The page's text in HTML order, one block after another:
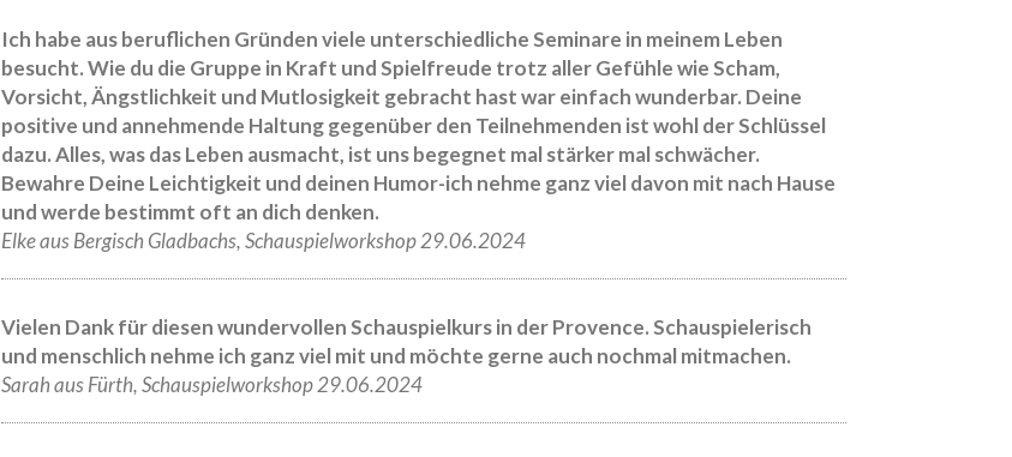
Ich habe aus beruflichen Gründen viele unterschiedliche Seminare in meinem Leben
besucht. Wie du die Gruppe in Kraft und Spielfreude trotz aller Gefühle wie Scham,
Vorsicht, Ängstlichkeit und Mutlosigkeit gebracht hast war einfach wunderbar. Deine
positive und annehmende Haltung gegenüber den Teilnehmenden ist wohl der Schlüssel
dazu. Alles, was das Leben ausmacht, ist uns begegnet mal stärker mal schwächer.
Bewahre Deine Leichtigkeit und deinen Humor-ich nehme ganz viel davon mit nach Hause
und werde bestimmt oft an dich denken.
Elke aus Bergisch Gladbachs, Schauspielworkshop 29.06.2024
Vielen Dank für diesen wundervollen Schauspielkurs in der Provence. Schauspielerisch
und menschlich nehme ich ganz viel mit und möchte gerne auch nochmal mitmachen.
Sarah aus Fürth, Schauspielworkshop 29.06.2024